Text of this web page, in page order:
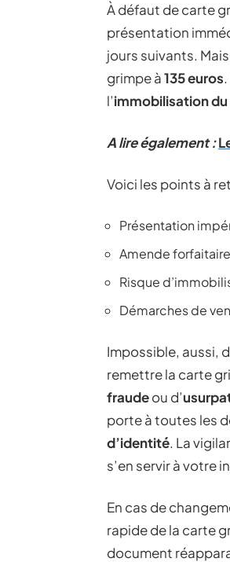
À défaut de carte
présentation
jours suivants.
grimpe à135 euros
l’immobilisation
A lire également :
Voici les points à
Présentation
Amende
Risque
Démarches de
Impossible, aussi,
remettre la carte
fraudeou d’
porte à toutes les
d’identité. La
s’en servir à votre
En cas de
rapide de la carte
document